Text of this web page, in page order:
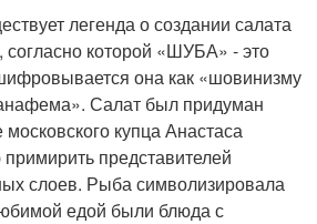
легенда о создании салата
согласно которой «ШУБА» - это
она как «шовинизму
Салат был придуман
московского купца Анастаса
представителей
слоев. Рыба символизировала
едой были блюда с